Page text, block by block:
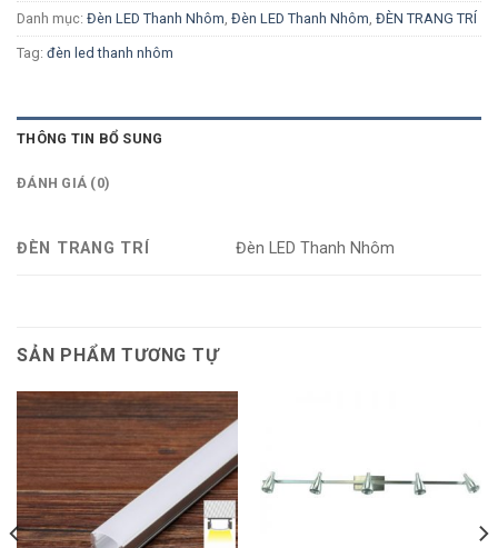
Danh mục: Đèn LED Thanh Nhôm Đèn LED Thanh Nhôm ĐÈN TRANG TRÍ
Tag: đèn led thanh nhôm
THÔNG TIN BỔ SUNG
ĐÁNH GIÁ (0)
ĐÈN TRANG TRÍ Đèn LED Thanh Nhôm
SẢN PHẨM TƯƠNG TỰ